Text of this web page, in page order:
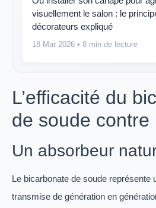
visuellement le salon : le
décorateurs expliqué
18 Mar 2026 • 8 min de lecture
L’efficacité du
de soude contre
Un absorbeur
Le bicarbonate de soude représente
transmise de génération en